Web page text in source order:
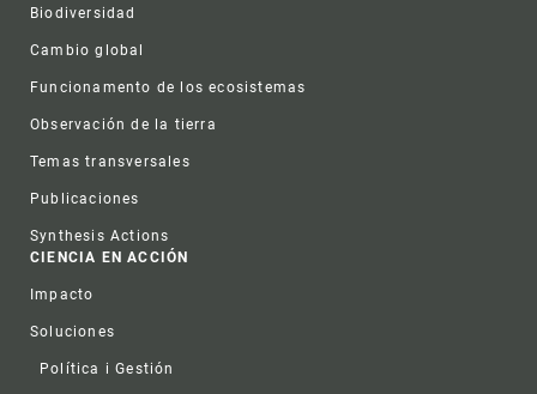
Biodiversidad
Cambio global
Funcionamento de los ecosistemas
Observación de la tierra
Temas transversales
Publicaciones
Synthesis Actions
CIENCIA EN ACCIÓN
Impacto
Soluciones
Política i Gestión